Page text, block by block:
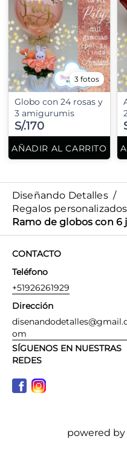
3 fotos
Globo con 24 rosas y
3 amigurumis
S/.170
AÑADIR AL CARRITO
Diseñando Detalles /
Regalos
Ramo de globos con 6
CONTACTO
Teléfono
+51926261929
Dirección
om
SÍGUENOS EN NUESTRAS
REDES
powered by